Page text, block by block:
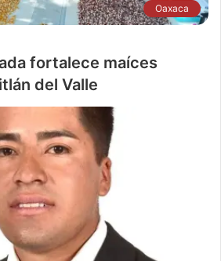
Oaxaca
fortalece maíces
del Valle